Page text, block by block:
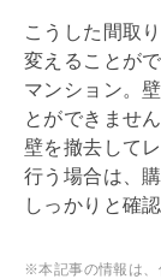
こうした間取
変えることが
マンション。
とができません
壁を撤去して
行う場合は、
しっかりと確
※本記事の情報は、